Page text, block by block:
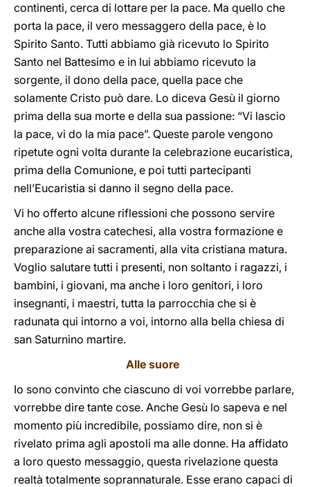
continenti, cerca di lottare per la pace. Ma quello che
porta la pace, il vero messaggero della pace, è lo
Spirito Santo. Tutti abbiamo già ricevuto lo Spirito
Santo nel Battesimo e in lui abbiamo ricevuto la
sorgente, il dono della pace, quella pace che
solamente Cristo può dare. Lo diceva Gesù il giorno
prima della sua morte e della sua passione: “Vi lascio
la pace, vi do la mia pace”. Queste parole vengono
ripetute ogni volta durante la celebrazione eucaristica,
prima della Comunione, e poi tutti partecipanti
nell’Eucaristia si danno il segno della pace.
Vi ho offerto alcune riflessioni che possono servire
anche alla vostra catechesi, alla vostra formazione e
preparazione ai sacramenti, alla vita cristiana matura.
Voglio salutare tutti i presenti, non soltanto i ragazzi, i
bambini, i giovani, ma anche i loro genitori, i loro
insegnanti, i maestri, tutta la parrocchia che si è
radunata qui intorno a voi, intorno alla bella chiesa di
san Saturnino martire.
Alle suore
Io sono convinto che ciascuno di voi vorrebbe parlare,
vorrebbe dire tante cose. Anche Gesù lo sapeva e nel
momento più incredibile, possiamo dire, non si è
rivelato prima agli apostoli ma alle donne. Ha affidato
a loro questo messaggio, questa rivelazione questa
realtà totalmente soprannaturale. Esse erano capaci di